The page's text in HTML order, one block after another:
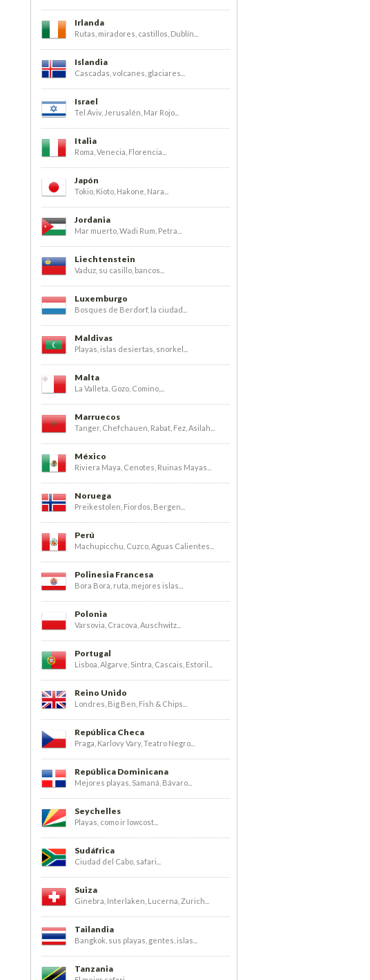
Irlanda
Rutas, miradores, castillos, Dublín...
Islandia
Cascadas, volcanes, glaciares...
Israel
Tel Aviv, Jerusalén, Mar Rojo...
Italia
Roma, Venecia, Florencia...
Japón
Tokio, Kioto, Hakone, Nara...
Jordania
Mar muerto, Wadi Rum, Petra...
Liechtenstein
Vaduz, su casillo, bancos...
Luxemburgo
Bosques de Berdorf, la ciudad...
Maldivas
Playas, islas desiertas, snorkel...
Malta
La Valleta, Gozo, Comino,...
Marruecos
Tanger, Chefchauen, Rabat, Fez, Asilah...
México
Riviera Maya, Cenotes, Ruinas Mayas...
Noruega
Preikestolen, Fiordos, Bergen...
Perú
Machupicchu, Cuzco, Aguas Calientes...
Polinesia Francesa
Bora Bora, ruta, mejores islas...
Polonia
Varsovia, Cracova, Auschwitz...
Portugal
Lisboa, Algarve, Sintra, Cascais, Estoril...
Reino Unido
Londres, Big Ben, Fish & Chips...
República Checa
Praga, Karlovy Vary, Teatro Negro...
República Dominicana
Mejores playas, Samaná, Bávaro...
Seychelles
Playas, como ir lowcost...
Sudáfrica
Ciudad del Cabo, safari...
Suiza
Ginebra, Interlaken, Lucerna, Zurich...
Tailandia
Bangkok, sus playas, gentes, islas...
Tanzania